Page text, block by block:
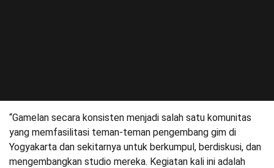
“Gamelan secara konsisten menjadi salah satu komunitas
yang memfasilitasi teman-teman pengembang gim di
Yogyakarta dan sekitarnya untuk berkumpul, berdiskusi, dan
mengembangkan studio mereka. Kegiatan kali ini adalah